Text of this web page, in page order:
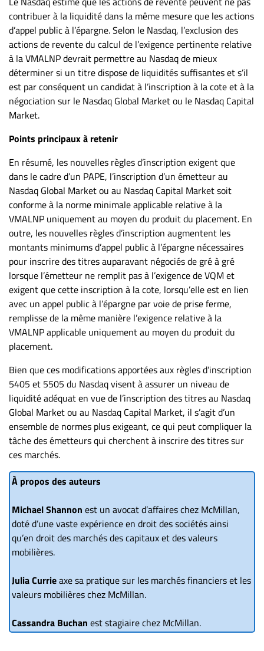
contribuer à la liquidité dans la même mesure que les actions
d’appel public à l’épargne. Selon le Nasdaq, l’exclusion des
actions de revente du calcul de l’exigence pertinente relative
à la VMALNP devrait permettre au Nasdaq de mieux
déterminer si un titre dispose de liquidités suffisantes et s’il
est par conséquent un candidat à l’inscription à la cote et à la
négociation sur le Nasdaq Global Market ou le Nasdaq Capital
Market.
Points principaux à retenir
En résumé, les nouvelles règles d’inscription exigent que
dans le cadre d’un PAPE, l’inscription d’un émetteur au
Nasdaq Global Market ou au Nasdaq Capital Market soit
conforme à la norme minimale applicable relative à la
VMALNP uniquement au moyen du produit du placement. En
outre, les nouvelles règles d’inscription augmentent les
montants minimums d’appel public à l’épargne nécessaires
pour inscrire des titres auparavant négociés de gré à gré
lorsque l’émetteur ne remplit pas à l’exigence de VQM et
exigent que cette inscription à la cote, lorsqu’elle est en lien
avec un appel public à l’épargne par voie de prise ferme,
remplisse de la même manière l’exigence relative à la
VMALNP applicable uniquement au moyen du produit du
placement.
Bien que ces modifications apportées aux règles d’inscription
5405 et 5505 du Nasdaq visent à assurer un niveau de
liquidité adéquat en vue de l’inscription des titres au Nasdaq
Global Market ou au Nasdaq Capital Market, il s’agit d’un
ensemble de normes plus exigeant, ce qui peut compliquer la
tâche des émetteurs qui cherchent à inscrire des titres sur
ces marchés.
À propos des auteurs
Michael Shannon est un avocat d’affaires chez McMillan,
doté d’une vaste expérience en droit des sociétés ainsi
qu’en droit des marchés des capitaux et des valeurs
mobilières.
Julia Currieaxe sa pratique sur les marchés financiers et les
valeurs mobilières chez McMillan.
Cassandra Buchan est stagiaire chez McMillan.